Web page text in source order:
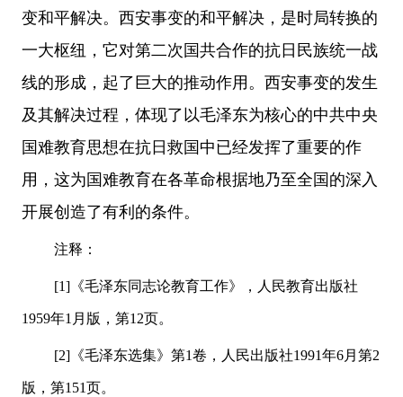
变和平解决。西安事变的和平解决，是时局转换的
一大枢纽，它对第二次国共合作的抗日民族统一战
线的形成，起了巨大的推动作用。西安事变的发生
及其解决过程，体现了以毛泽东为核心的中共中央
国难教育思想在抗日救国中已经发挥了重要的作
用，这为国难教育在各革命根据地乃至全国的深入
开展创造了有利的条件。
注释：
[1]《毛泽东同志论教育工作》，人民教育出版社
1959年1月版，第12页。
[2]《毛泽东选集》第1卷，人民出版社1991年6月第2
版，第151页。